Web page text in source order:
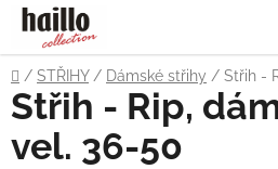
Přejít
obsah
Domů
/ STŘIHY / Dámské střihy / Střih -
Střih - Rip,
vel. 36-50